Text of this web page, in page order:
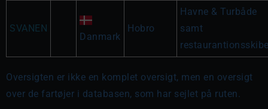
SVANEN
Danmark
Hobro
Havne & Turbåde
samt
Oversigten er ikke en komplet oversigt, men en oversigt
over de fartøjer i databasen, som har sejlet på ruten.